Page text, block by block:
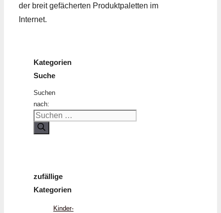
der breit gefächerten Produktpaletten im
Internet.
Kategorien
Suche
Suchen
nach:
zufällige
Kategorien
Kinder-